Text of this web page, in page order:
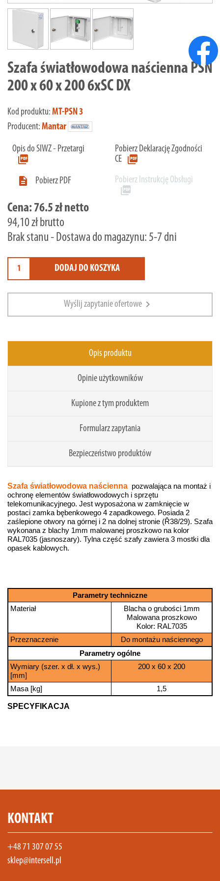
Szafa światłowodowa naścienna PSN
200 x 60 x 200 6xSC DX
Kod produktu: MT-PSN 3
Producent: Mantar
Opis do SIWZ - Przetargi
picture_as_pdf
Pobierz Deklarację Zgodności
CE picture_as_pdf

Pobierz PDF Pobierz Instrukcję Obsługi
picture_as_pdf
Cena: 76.5 zł netto
94,10 zł brutto
Brak stanu - Dostawa do magazynu: 5-7 dni
DODAJ DO KOSZYKA
Wyślij zapytanie ofertowe chevron_right
Opis produktu
Opinie użytkowników
Kupione z tym produktem
Formularz zapytania
Bezpieczeństwo produktów
Szafa światłowodowa naścienna pozwalająca na montaż i
ochronę elementów światłowodowych i sprzętu
telekomunikacyjnego. Jest wyposażona w zamknięcie w
postaci zamka bębenkowego 4 zapadkowego. Posiada 2
zaślepione otwory na górnej i 2 na dolnej stronie (Ř38/29). Szafa
wykonana z blachy 1mm malowanej proszkowo na kolor
RAL7035 (jasnoszary). Tylna część szafy zawiera 3 mostki dla
opasek kablowych.
SPECYFIKACJA
Parametry techniczne
Materiał
Blacha o grubości 1mm
Malowana proszkowo
Kolor: RAL7035
Przeznaczenie
Do montażu naściennego
Parametry ogólne
Wymiary (szer. x dł. x wys.)
[mm]
200 x 60 x 200
Masa [kg] 1,5
KONTAKT
+48 71 307 07 55
sklep@intersell.pl